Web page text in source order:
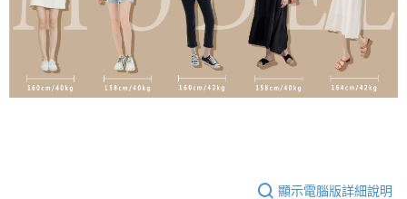
顯示電腦版詳細說明